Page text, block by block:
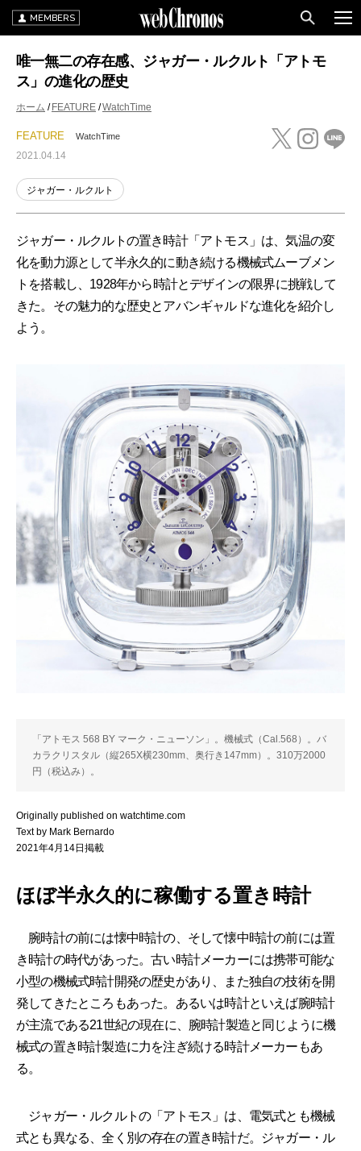
MEMBERS
唯一無二の存在感、ジャガー・ルクルト「アトモ
ス」の進化の歴史
ホーム FEATURE WatchTime
FEATURE WatchTime
2021.04.14
ジャガー・ルクルト
ジャガー・ルクルトの置き時計「アトモス」は、気温の変
化を動力源として半永久的に動き続ける機械式ムーブメン
トを搭載し、1928年から時計とデザインの限界に挑戦して
きた。その魅力的な歴史とアバンギャルドな進化を紹介し
よう。
「アトモス 568 BY マーク・ニューソン」。機械式（Cal.568）。バ
カラクリスタル（縦265X横230mm、奥行き147mm）。310万2000
円（税込み）。
Originally published on watchtime.com
Text by Mark Bernardo
2021年4月14日掲載
ほぼ半永久的に稼働する置き時計
腕時計の前には懐中時計の、そして懐中時計の前には置
き時計の時代があった。古い時計メーカーには携帯可能な
小型の機械式時計開発の歴史があり、また独自の技術を開
発してきたところもあった。あるいは時計といえば腕時計
が主流である21世紀の現在に、腕時計製造と同じように機
械式の置き時計製造に力を注ぎ続ける時計メーカーもあ
る。
ジャガー・ルクルトの「アトモス」は、電気式とも機械
式とも異なる、全く別の存在の置き時計だ。ジャガー・ル